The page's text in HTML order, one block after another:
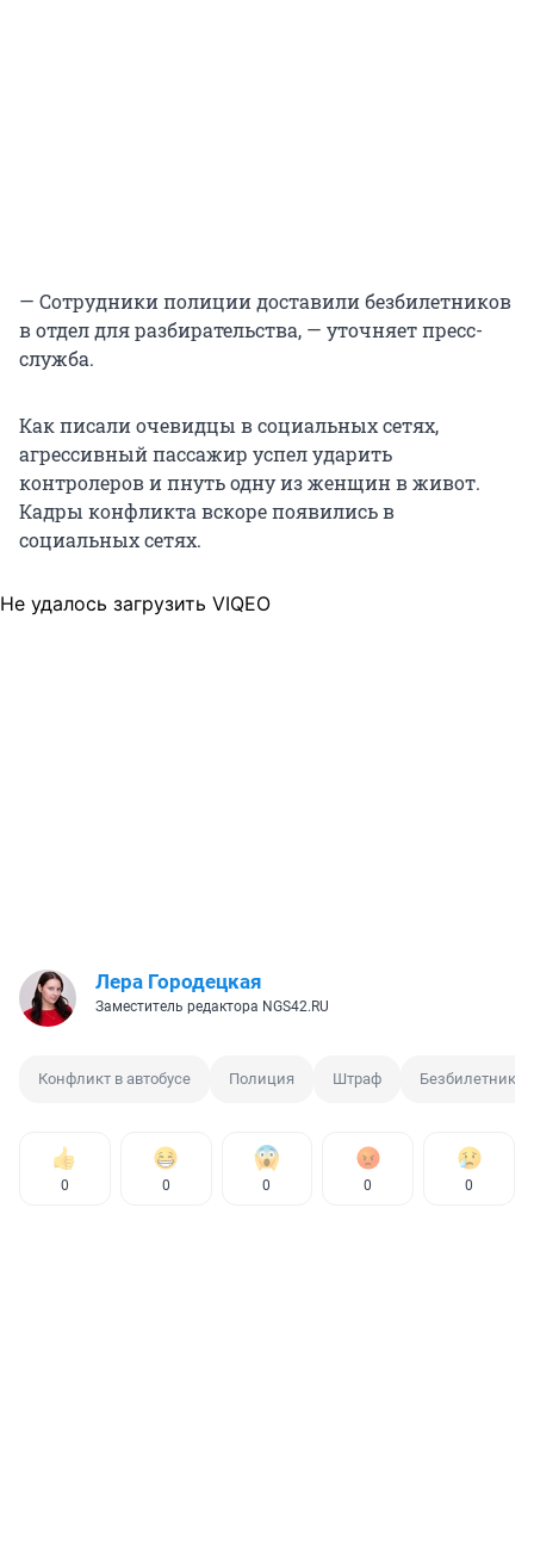
— Сотрудники полиции доставили безбилетников
в отдел для разбирательства, — уточняет пресс-
служба.
Как писали очевидцы в социальных сетях,
агрессивный пассажир успел ударить
контролеров и пнуть одну из женщин в живот.
Кадры конфликта вскоре появились в
социальных сетях.
Не удалось загрузить VIQEO
Лера Городецкая
Заместитель редактора NGS42.RU
Конфликт в автобусе Полиция Штраф Безбилетник
0 0 0 0 0